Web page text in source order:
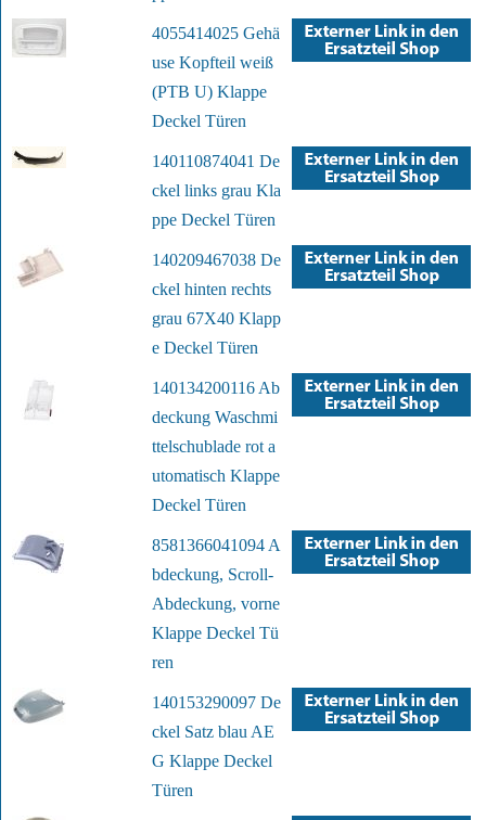
4055414025 Gehä
use Kopfteil weiß
(PTB U) Klappe
Deckel Türen
140110874041 De
ckel links grau Kla
ppe Deckel Türen
140209467038 De
ckel hinten rechts
grau 67X40 Klapp
e Deckel Türen
140134200116 Ab
deckung Waschmi
ttelschublade rot a
utomatisch Klappe
Deckel Türen
8581366041094 A
bdeckung, Scroll-
Abdeckung, vorne
Klappe Deckel Tü
ren
140153290097 De
ckel Satz blau AE
G Klappe Deckel
Türen